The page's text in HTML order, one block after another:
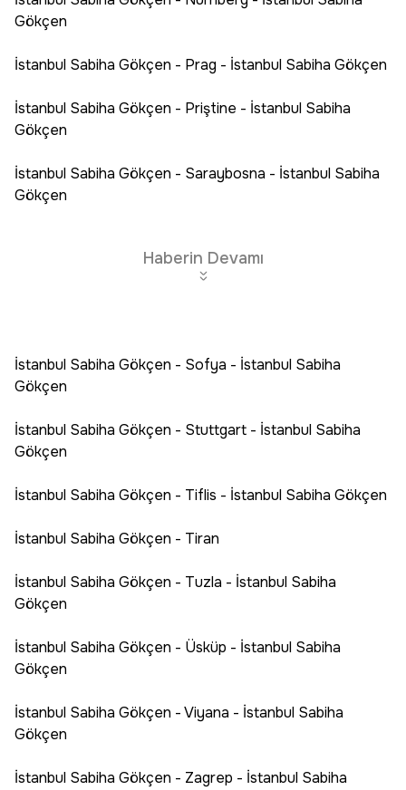
Gökçen
İstanbul Sabiha Gökçen - Prag - İstanbul Sabiha Gökçen
İstanbul Sabiha Gökçen - Priştine - İstanbul Sabiha
Gökçen
İstanbul Sabiha Gökçen - Saraybosna - İstanbul Sabiha
Gökçen
Haberin Devamı
İstanbul Sabiha Gökçen - Sofya - İstanbul Sabiha
Gökçen
İstanbul Sabiha Gökçen - Stuttgart - İstanbul Sabiha
Gökçen
İstanbul Sabiha Gökçen - Tiflis - İstanbul Sabiha Gökçen
İstanbul Sabiha Gökçen - Tiran
İstanbul Sabiha Gökçen - Tuzla - İstanbul Sabiha
Gökçen
İstanbul Sabiha Gökçen - Üsküp - İstanbul Sabiha
Gökçen
İstanbul Sabiha Gökçen - Viyana - İstanbul Sabiha
Gökçen
İstanbul Sabiha Gökçen - Zagrep - İstanbul Sabiha